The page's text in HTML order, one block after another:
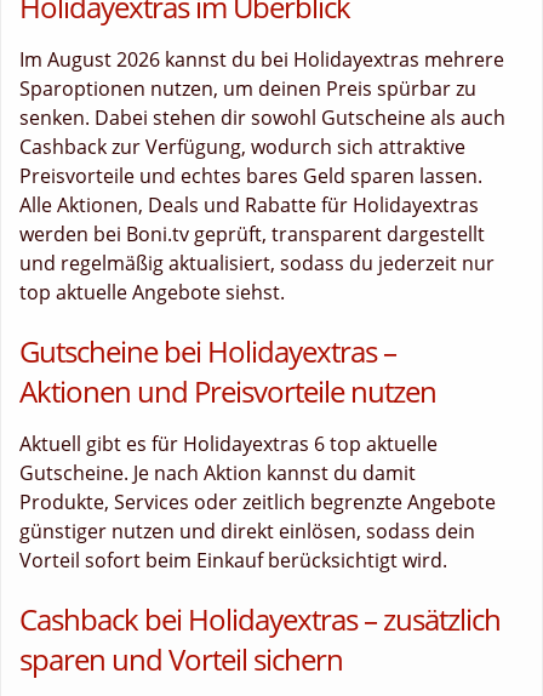
Im August 2026 kannst du bei Holidayextras mehrere
Sparoptionen nutzen, um deinen Preis spürbar zu
senken. Dabei stehen dir sowohl Gutscheine als auch
Cashback zur Verfügung, wodurch sich attraktive
Preisvorteile und echtes bares Geld sparen lassen.
Alle Aktionen, Deals und Rabatte für Holidayextras
werden bei Boni.tv geprüft, transparent dargestellt
und regelmäßig aktualisiert, sodass du jederzeit nur
top aktuelle Angebote siehst.
Gutscheine bei Holidayextras –
Aktionen und Preisvorteile nutzen
Aktuell gibt es für Holidayextras 6 top aktuelle
Gutscheine. Je nach Aktion kannst du damit
Produkte, Services oder zeitlich begrenzte Angebote
günstiger nutzen und direkt einlösen, sodass dein
Vorteil sofort beim Einkauf berücksichtigt wird.
Cashback bei Holidayextras – zusätzlich
sparen und Vorteil sichern